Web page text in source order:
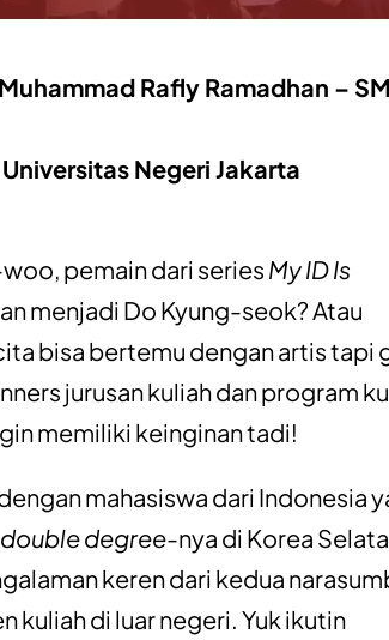
Rafly Ramadhan –
Negeri Jakarta
pemain dari series My ID Is
menjadi Do Kyung-seok? Atau
bisa bertemu dengan artis tapi
jurusan kuliah dan program
memiliki keinginan tadi!
mahasiswa dari Indonesia
double degree-nya di Korea
keren dari kedua
kuliah di luar negeri. Yuk ikutin